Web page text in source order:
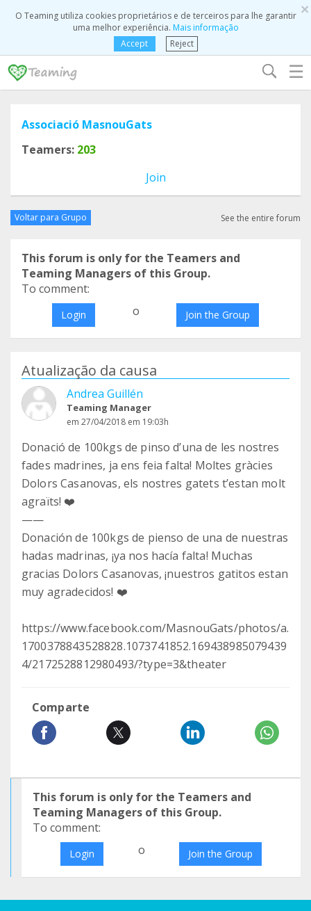
×
O Teaming utiliza cookies proprietários e de terceiros para lhe garantir
uma melhor experiência. Mais informação
Accept
Reject
☰
Associació MasnouGats
Teamers: 203
Join
Voltar para Grupo See the entire forum
This forum is only for the Teamers and
Teaming Managers of this Group.
To comment:
Login o Join the Group
Atualização da causa
Andrea Guillén
Teaming Manager
em 27/04/2018 em 19:03h
Donació de 100kgs de pinso d’una de les nostres
fades madrines, ja ens feia falta! Moltes gràcies
Dolors Casanovas, els nostres gatets t’estan molt
agraïts! ❤️
——
Donación de 100kgs de pienso de una de nuestras
hadas madrinas, ¡ya nos hacía falta! Muchas
gracias Dolors Casanovas, ¡nuestros gatitos estan
muy agradecidos! ❤️
https://www.facebook.com/MasnouGats/photos/a.
1700378843528828.1073741852.169438985079439
4/2172528812980493/?type=3&theater
Comparte
This forum is only for the Teamers and
Teaming Managers of this Group.
To comment:
Login o Join the Group